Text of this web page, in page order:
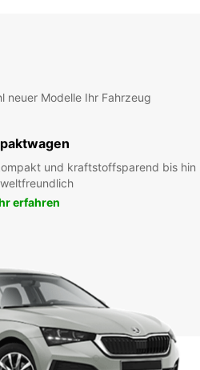
neuer Modelle Ihr Fahrzeug
und kraftstoffsparend bis hin
erfahren